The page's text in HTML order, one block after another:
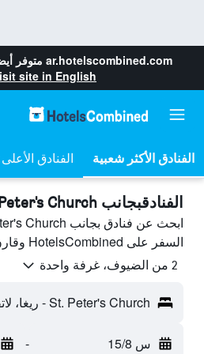
ar.hotelscombined.com متوفر
site in English
الفنادق
الفنادقبجانب St. Peter's Church, ريغا
السفر على HotelsCombined وقارن بينها ووفّر.
2 من الضيوف، غرفة واحدة
St. Peter's Church - ريغا، لاتفيا
س 15/8 -